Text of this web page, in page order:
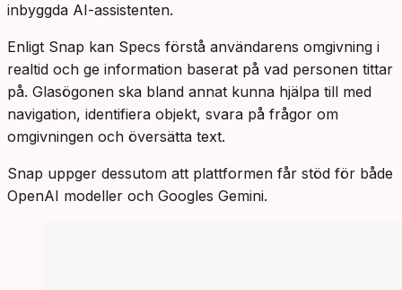
inbyggda AI-assistenten.
Enligt Snap kan Specs förstå användarens omgivning i
realtid och ge information baserat på vad personen tittar
på. Glasögonen ska bland annat kunna hjälpa till med
navigation, identifiera objekt, svara på frågor om
omgivningen och översätta text.
Snap uppger dessutom att plattformen får stöd för både
OpenAI modeller och Googles Gemini.